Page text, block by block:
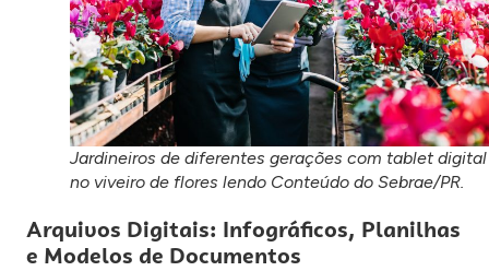
Jardineiros de diferentes gerações com tablet digital
no viveiro de flores lendo Conteúdo do Sebrae/PR.
Arquivos Digitais: Infográficos, Planilhas
e Modelos de Documentos